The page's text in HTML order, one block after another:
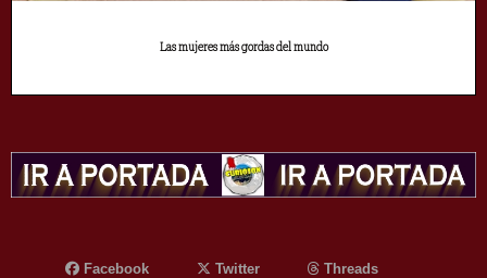
Las mujeres más gordas del mundo
Facebook Twitter Threads